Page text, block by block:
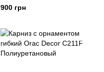
Полиуретановый
900 грн